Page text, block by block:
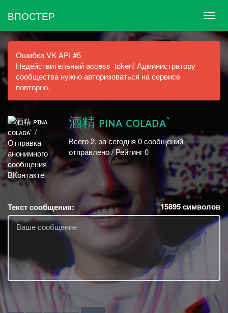
ВПОСТЕР
Ошибка VK API #5
Недействительный access_token! Администратору
сообщества нужно авторизоваться на сервисе
повторно.
酒精 ᴘɪɴᴀ ᴄᴏʟᴀᴅᴀ`
Всего 2, за сегодня 0 сообщений
отправлено / Рейтинг 0
Текст сообщения: 15895символов